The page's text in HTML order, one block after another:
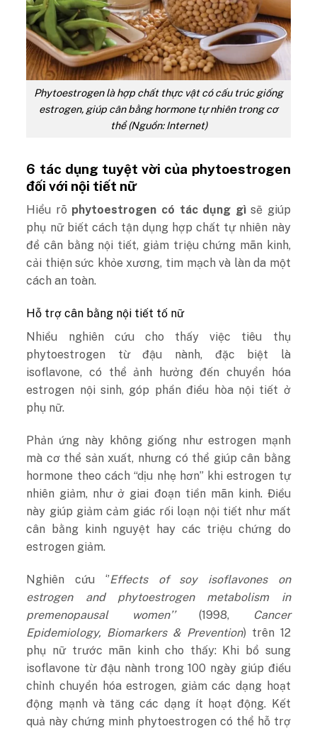
Phytoestrogen là hợp chất thực vật có cấu trúc giống
estrogen, giúp cân bằng hormone tự nhiên trong cơ
thể (Nguồn: Internet)
6 tác dụng tuyệt vời của phytoestrogen
đối với nội tiết nữ
Hiểu rõ phytoestrogen có tác dụng gìsẽ giúp
phụ nữ biết cách tận dụng hợp chất tự nhiên này
để cân bằng nội tiết, giảm triệu chứng mãn kinh,
cải thiện sức khỏe xương, tim mạch và làn da một
cách an toàn.
Hỗ trợ cân bằng nội tiết tố nữ
Nhiều nghiên cứu cho thấy việc tiêu thụ
phytoestrogen từ đậu nành, đặc biệt là
isoflavone, có thể ảnh hưởng đến chuyển hóa
estrogen nội sinh, góp phần điều hòa nội tiết ở
phụ nữ.
Phản ứng này không giống như estrogen mạnh
mà cơ thể sản xuất, nhưng có thể giúp cân bằng
hormone theo cách “dịu nhẹ hơn” khi estrogen tự
nhiên giảm, như ở giai đoạn tiền mãn kinh. Điều
này giúp giảm cảm giác rối loạn nội tiết như mất
cân bằng kinh nguyệt hay các triệu chứng do
estrogen giảm.
Nghiên cứu ‘’Effects of soy isoflavones on
estrogen and phytoestrogen metabolism in
premenopausal women’’(1998,
Cancer
Epidemiology, Biomarkers & Prevention) trên 12
phụ nữ trước mãn kinh cho thấy: Khi bổ sung
isoflavone từ đậu nành trong 100 ngày giúp điều
chỉnh chuyển hóa estrogen, giảm các dạng hoạt
động mạnh và tăng các dạng ít hoạt động. Kết
quả này chứng minh phytoestrogen có thể hỗ trợ